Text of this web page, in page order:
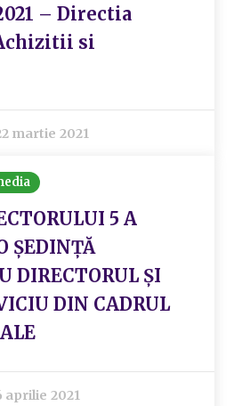
– Directia
si
martie 2021
5 A
ȘEDINȚĂ
DIRECTORUL ȘI
DIN CADRUL
aprilie 2021